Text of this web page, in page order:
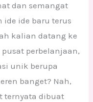
dan semangat
ide ide baru terus
kalian datang ke
perbelanjaan,
unik berupa
banget? Nah,
ternyata dibuat